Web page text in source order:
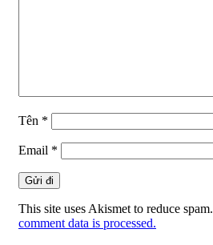
Tên *
Email *
This site uses Akismet to reduce spam.
comment data is processed.